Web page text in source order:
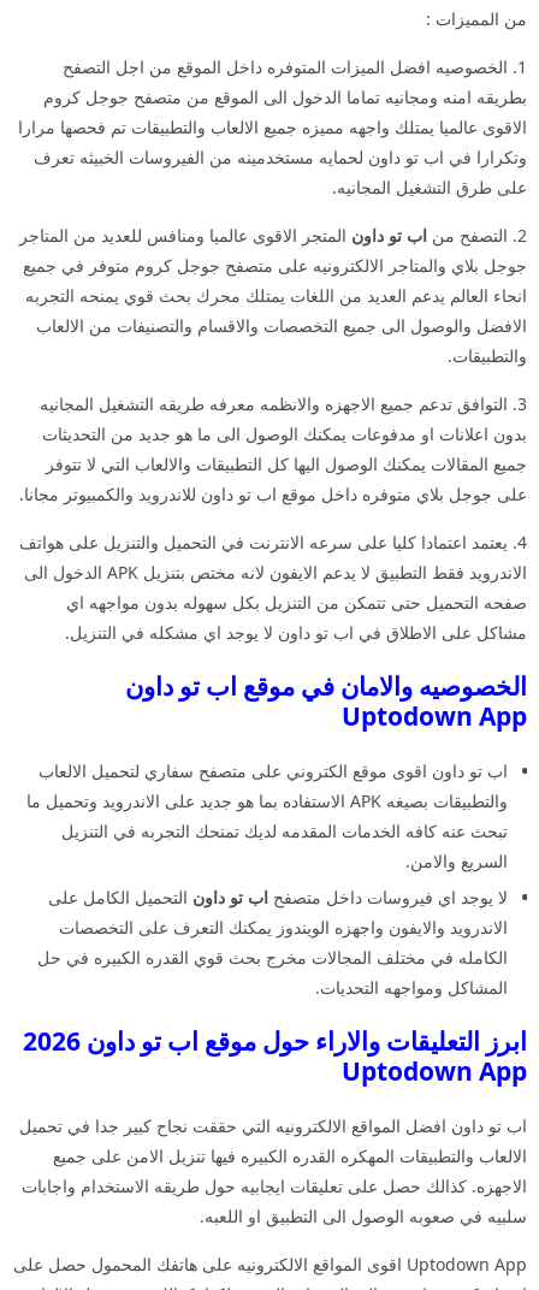
من المميزات :
1. الخصوصيه افضل الميزات المتوفره داخل الموقع من اجل التصفح
بطريقه امنه ومجانيه تماما الدخول الى الموقع من متصفح جوجل كروم
الاقوى عالميا يمتلك واجهه مميزه جميع الالعاب والتطبيقات تم فحصها مرارا
وتكرارا في اب تو داون لحمايه مستخدمينه من الفيروسات الخبيثه تعرف
على طرق التشغيل المجانيه.
2. التصفح من اب تو داون المتجر الاقوى عالميا ومنافس للعديد من المتاجر
جوجل بلاي والمتاجر الالكترونيه على متصفح جوجل كروم متوفر في جميع
انحاء العالم يدعم العديد من اللغات يمتلك محرك بحث قوي يمنحه التجربه
الافضل والوصول الى جميع التخصصات والاقسام والتصنيفات من الالعاب
والتطبيقات.
3. التوافق تدعم جميع الاجهزه والانظمه معرفه طريقه التشغيل المجانيه
بدون اعلانات او مدفوعات يمكنك الوصول الى ما هو جديد من التحديثات
جميع المقالات يمكنك الوصول اليها كل التطبيقات والالعاب التي لا تتوفر
على جوجل بلاي متوفره داخل موقع اب تو داون للاندرويد والكمبيوتر مجانا.
4. يعتمد اعتمادا كليا على سرعه الانترنت في التحميل والتنزيل على هواتف
الاندرويد فقط التطبيق لا يدعم الايفون لانه مختص بتنزيل APK الدخول الى
صفحه التحميل حتى تتمكن من التنزيل بكل سهوله بدون مواجهه اي
مشاكل على الاطلاق في اب تو داون لا يوجد اي مشكله في التنزيل.
الخصوصيه والامان في موقع اب تو داون
Uptodown App
اب تو داون اقوى موقع الكتروني على متصفح سفاري لتحميل الالعاب
والتطبيقات بصيغه APK الاستفاده بما هو جديد على الاندرويد وتحميل ما
تبحث عنه كافه الخدمات المقدمه لديك تمنحك التجربه في التنزيل
السريع والامن.
لا يوجد اي فيروسات داخل متصفح اب تو داون التحميل الكامل على
الاندرويد والايفون واجهزه الويندوز يمكنك التعرف على التخصصات
الكامله في مختلف المجالات مخرج بحث قوي القدره الكبيره في حل
المشاكل ومواجهه التحديات.
ابرز التعليقات والاراء حول موقع اب تو داون 2026
Uptodown App
اب تو داون افضل المواقع الالكترونيه التي حققت نجاح كبير جدا في تحميل
الالعاب والتطبيقات المهكره القدره الكبيره فيها تنزيل الامن على جميع
الاجهزه. كذالك حصل على تعليقات ايجابيه حول طريقه الاستخدام واجابات
سلبيه في صعوبه الوصول الى التطبيق او اللعبه.
Uptodown App اقوى المواقع الالكترونيه على هاتفك المحمول حصل على